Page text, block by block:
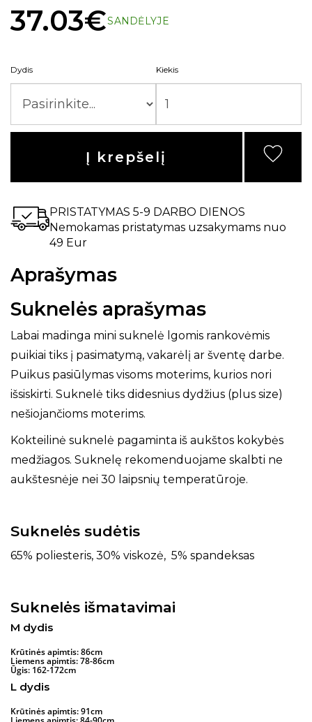
37.03€SANDĖLYJE
Dydis Kiekis
Į krepšelį
PRISTATYMAS 5-9 DARBO DIENOS
Nemokamas pristatymas uzsakymams nuo
49 Eur
Aprašymas
Suknelės aprašymas
Labai madinga mini suknelė lgomis rankovėmis
puikiai tiks į pasimatymą, vakarėlį ar šventę darbe.
Puikus pasiūlymas visoms moterims, kurios nori
išsiskirti. Suknelė tiks didesnius dydžius (plus size)
nešiojančioms moterims.
Kokteilinė suknelė pagaminta iš aukštos kokybės
medžiagos. Suknelę rekomenduojame skalbti ne
aukštesnėje nei 30 laipsnių temperatūroje.
Suknelės sudėtis
65% poliesteris, 30% viskozė, 5% spandeksas
Suknelės išmatavimai
M dydis
Krūtinės apimtis: 86cm
Liemens apimtis: 78-86cm
Ūgis: 162-172cm
L dydis
Krūtinės apimtis: 91cm